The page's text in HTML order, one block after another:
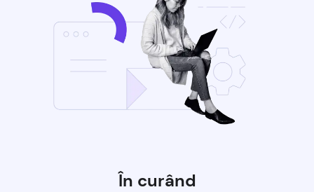
În curând